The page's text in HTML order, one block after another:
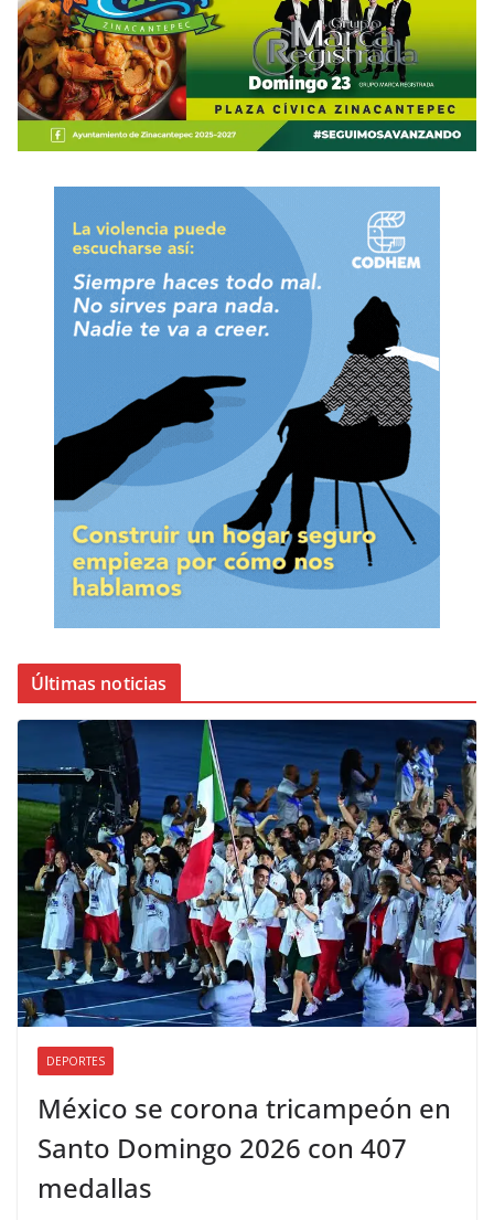
Últimas noticias
DEPORTES
México se corona tricampeón en
Santo Domingo 2026 con 407
medallas